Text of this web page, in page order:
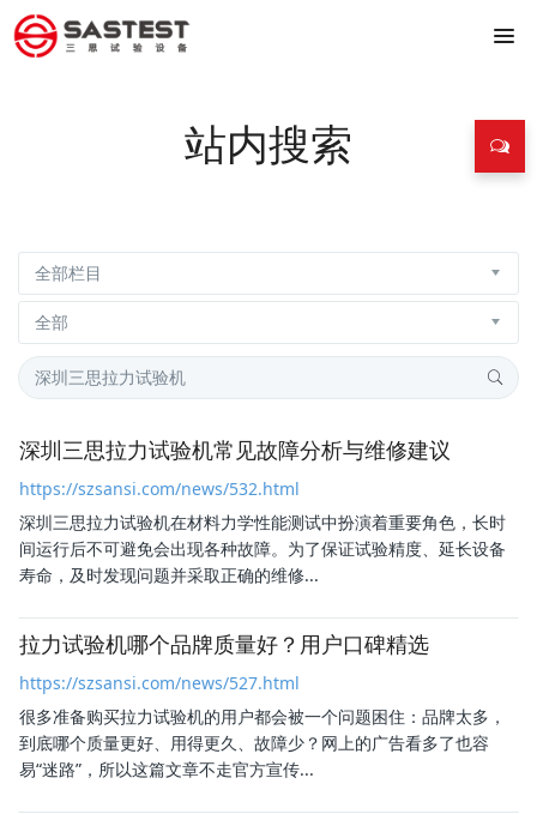
站内搜索
深圳三思拉力试验机常见故障分析与维修建议
https://szsansi.com/news/532.html
深圳三思拉力试验机在材料力学性能测试中扮演着重要角色，长时
间运行后不可避免会出现各种故障。为了保证试验精度、延长设备
寿命，及时发现问题并采取正确的维修...
拉力试验机哪个品牌质量好？用户口碑精选
https://szsansi.com/news/527.html
很多准备购买拉力试验机的用户都会被一个问题困住：品牌太多，
到底哪个质量更好、用得更久、故障少？网上的广告看多了也容
易“迷路”，所以这篇文章不走官方宣传...